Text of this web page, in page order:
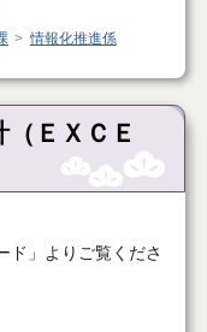
情報化推進係
ＥＸＣＥ
ド」よりご覧くださ